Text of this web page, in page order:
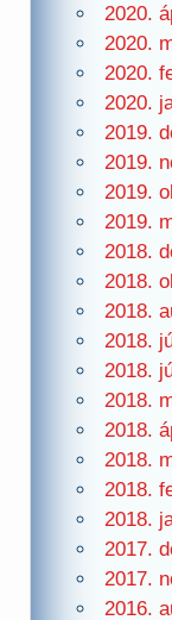
2020.
2020.
2020.
2020.
2019.
2019.
2019.
2019.
2018.
2018.
2018.
2018.
2018.
2018.
2018.
2018.
2018.
2018.
2017.
2017.
2016.